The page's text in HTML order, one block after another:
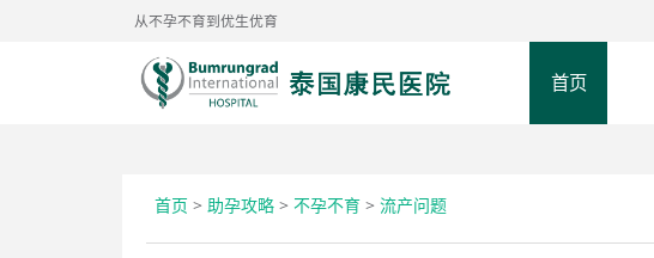
从不孕不育到优生优育
首页
首页 > 助孕攻略 > 不孕不育 > 流产问题